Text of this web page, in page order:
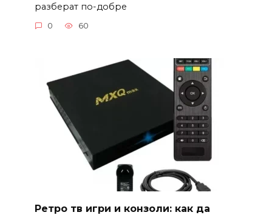
разберат по-добре
0 60
Ретро тв игри и конзоли: как да